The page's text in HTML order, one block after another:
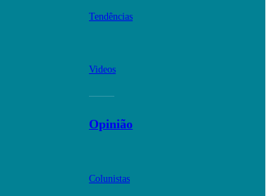
Tendências
Videos
Opinião
Colunistas